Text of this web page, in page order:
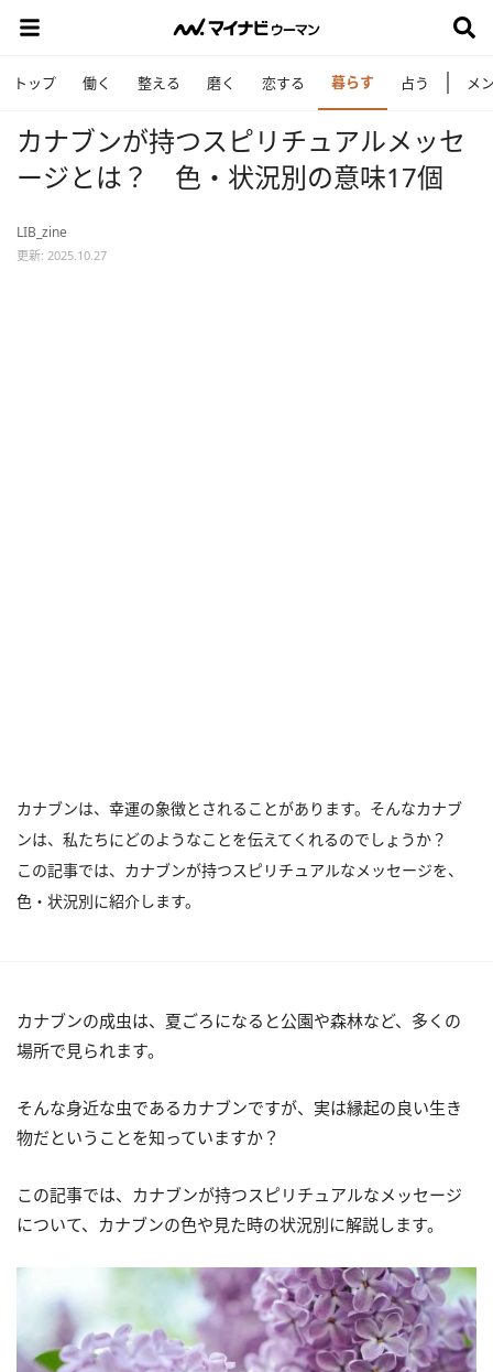
トップ 働く 整える 磨く 恋する 暮らす 占う メ
カナブンが持つスピリチュアルメッセ
ージとは？ 色・状況別の意味17個
LIB_zine
更新: 2025.10.27
カナブンは、幸運の象徴とされることがあります。そんなカナブ
ンは、私たちにどのようなことを伝えてくれるのでしょうか？
この記事では、カナブンが持つスピリチュアルなメッセージを、
色・状況別に紹介します。
カナブンの成虫は、夏ごろになると公園や森林など、多くの
場所で見られます。
そんな身近な虫であるカナブンですが、実は縁起の良い生き
物だということを知っていますか？
この記事では、カナブンが持つスピリチュアルなメッセージ
について、カナブンの色や見た時の状況別に解説します。